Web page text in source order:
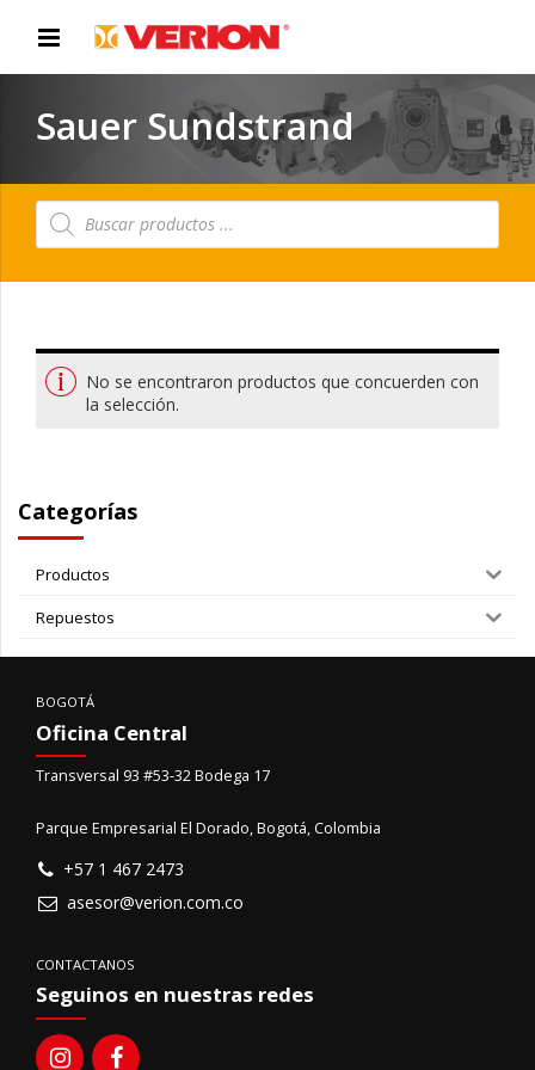
Sauer Sundstrand
Búsqueda
de
No se encontraron productos que concuerden con
la selección.
Categorías
Productos
Repuestos
BOGOTÁ
Oficina Central
Transversal 93 #53-32 Bodega 17
Parque Empresarial El Dorado, Bogotá, Colombia
+57 1 467 2473
asesor@verion.com.co
CONTACTANOS
Seguinos en nuestras redes